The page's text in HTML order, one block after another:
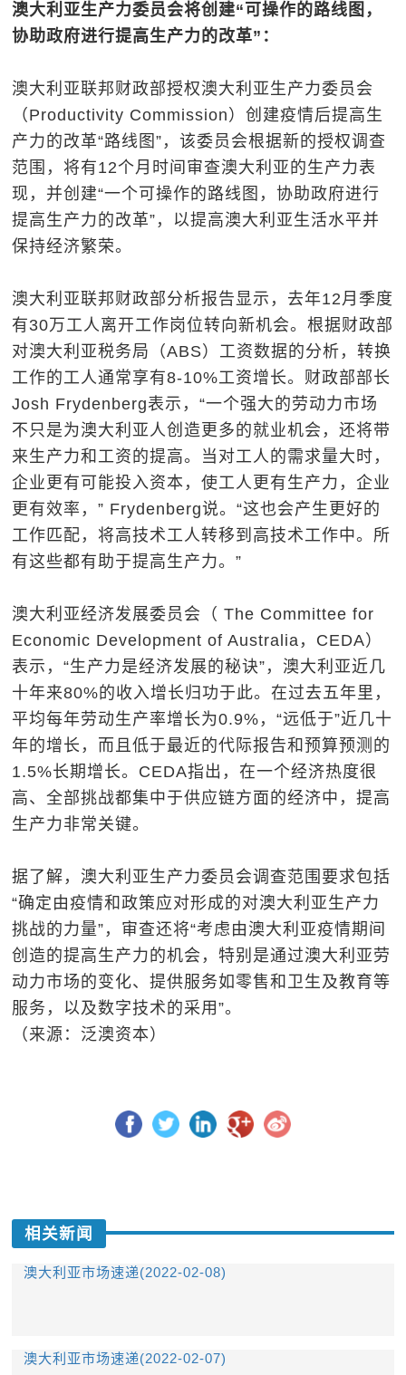
澳大利亚生产力委员会将创建“ 可操作的路线图，
协助政府进行提高生产力的改革” ：
澳大利亚联邦财政部授权澳大利亚生产力委员会
（Productivity Commission）创建疫情后提高生
产力的改革“路线图”，该委员会根据新的授权调查
范围，将有12个月时间审查澳大利亚的生产力表
现，并创建“一个可操作的路线图，协助政府进行
提高生产力的改革”，以提高澳大利亚生活水平并
保持经济繁荣。
澳大利亚联邦财政部分析报告显示，去年12月季度
有30万工人离开工作岗位转向新机会。根据财政部
对澳大利亚税务局（ABS）工资数据的分析，转换
工作的工人通常享有8-10%工资增长。财政部部长
Josh Frydenberg表示，“一个强大的劳动力市场
不只是为澳大利亚人创造更多的就业机会，还将带
来生产力和工资的提高。当对工人的需求量大时，
企业更有可能投入资本，使工人更有生产力，企业
更有效率，” Frydenberg说。“这也会产生更好的
工作匹配，将高技术工人转移到高技术工作中。所
有这些都有助于提高生产力。”
澳大利亚经济发展委员会（ The Committee for
Economic Development of Australia，CEDA）
表示，“生产力是经济发展的秘诀”，澳大利亚近几
十年来80%的收入增长归功于此。在过去五年里，
平均每年劳动生产率增长为0.9%，“远低于”近几十
年的增长，而且低于最近的代际报告和预算预测的
1.5%长期增长。CEDA指出，在一个经济热度很
高、全部挑战都集中于供应链方面的经济中，提高
生产力非常关键。
据了解，澳大利亚生产力委员会调查范围要求包括
“确定由疫情和政策应对形成的对澳大利亚生产力
挑战的力量”，审查还将“考虑由澳大利亚疫情期间
创造的提高生产力的机会，特别是通过澳大利亚劳
动力市场的变化、提供服务如零售和卫生及教育等
服务，以及数字技术的采用”。
（来源：泛澳资本）
相关新闻
澳大利亚市场速递(2022-02-08)
澳大利亚市场速递(2022-02-07)